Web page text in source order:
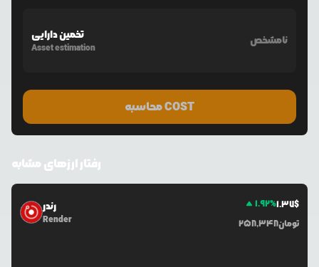
تخمین دارایی
Asset estimation
نامشخص
محاسبه COST
رفتار ارزهای مشابه
رندر
Render
1.92%1.37$
258,348تومان